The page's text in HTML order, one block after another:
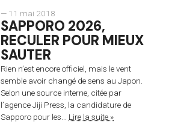
— 11 mai 2018
SAPPORO 2026,
RECULER POUR MIEUX
SAUTER
Rien n’est encore officiel, mais le vent
semble avoir changé de sens au Japon.
Selon une source interne, citée par
l’agence Jiji Press, la candidature de
Sapporo pour les... Lire la suite »